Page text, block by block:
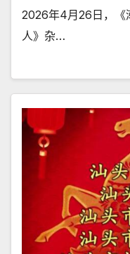
2026年4月26日，《
人》杂…